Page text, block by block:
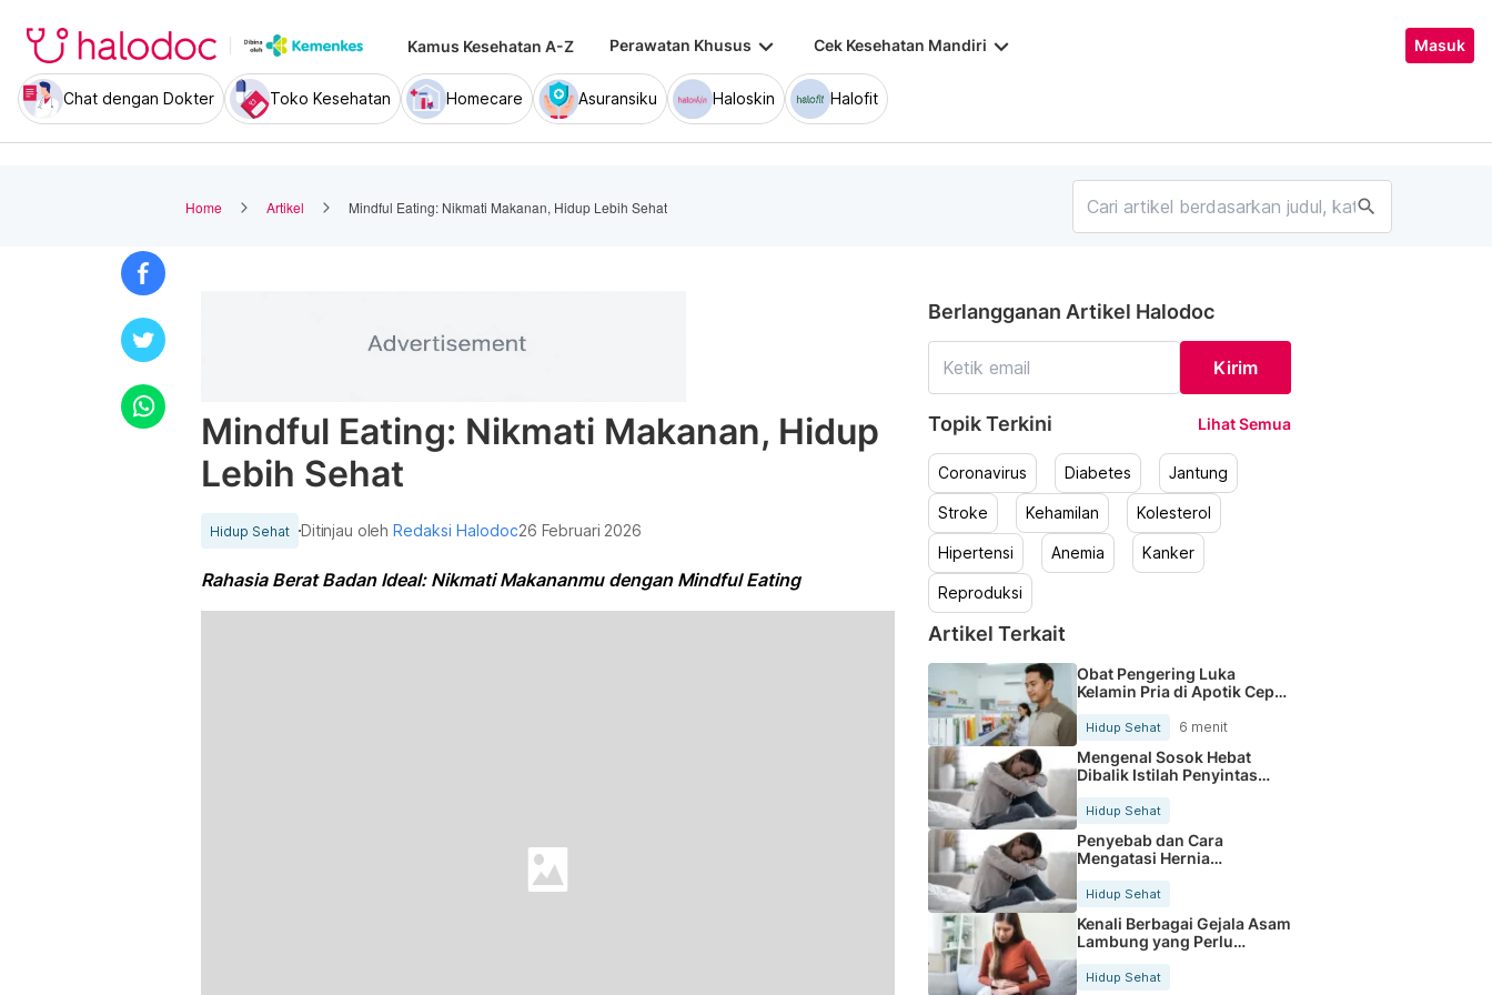
Kamus Kesehatan A-Z Perawatan Khusus keyboard_arrow_down Cek Kesehatan Mandiri keyboard_arrow_down Masuk
Chat dengan Dokter Toko Kesehatan Homecare Asuransiku Haloskin Halofit
Home Artikel Mindful Eating: Nikmati Makanan, Hidup Lebih Sehat search
Mindful Eating: Nikmati Makanan, Hidup
Lebih Sehat
Hidup Sehat Ditinjau olehRedaksi Halodoc26 Februari 2026
Rahasia Berat Badan Ideal: Nikmati Makananmu dengan Mindful Eating
Berlangganan Artikel Halodoc
Kirim
Topik Terkini Lihat Semua
Coronavirus Diabetes Jantung
Stroke Kehamilan Kolesterol
Hipertensi Anemia Kanker
Reproduksi
Artikel Terkait
Obat Pengering Luka
Kelamin Pria di Apotik Cepat
Hidup Sehat 6 menit
Mengenal Sosok Hebat
Dibalik Istilah Penyintas
Hidup Sehat
Penyebab dan Cara
Mengatasi Hernia
Hidup Sehat
Kenali Berbagai Gejala Asam
Lambung yang Perlu
Diwaspadai
Hidup Sehat